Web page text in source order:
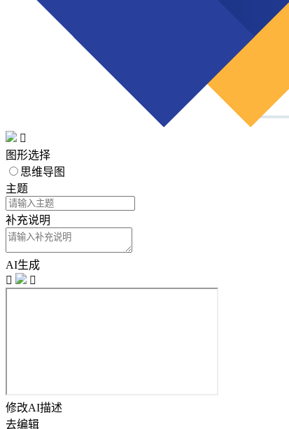

图形选择
思维导图
主题
补充说明
AI生成


修改AI描述
去编辑